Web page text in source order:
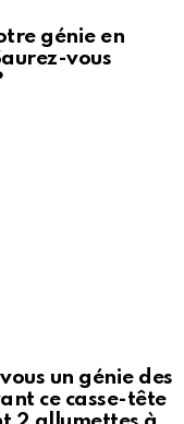
génie en
vous
un génie des
ce casse-tête